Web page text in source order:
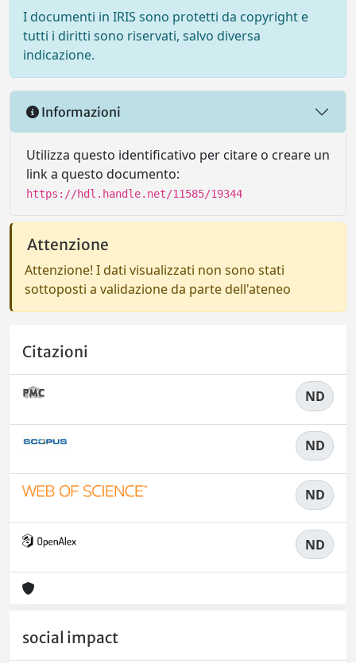
I documenti in IRIS sono protetti da copyright e
tutti i diritti sono riservati, salvo diversa
indicazione.
Informazioni
Utilizza questo identificativo per citare o creare un
link a questo documento:
https://hdl.handle.net/11585/19344
Attenzione
Attenzione! I dati visualizzati non sono stati
sottoposti a validazione da parte dell'ateneo
Citazioni
ND
ND
ND
ND
social impact